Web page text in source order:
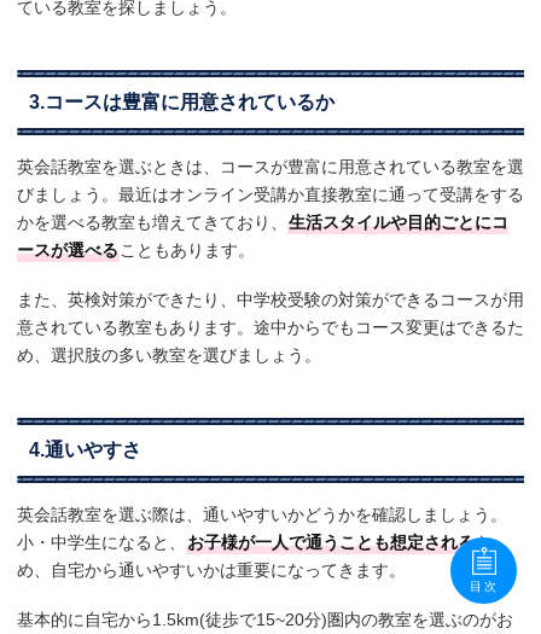
ている教室を探しましょう。
3.コースは豊富に用意されているか
英会話教室を選ぶときは、コースが豊富に用意されている教室を選
びましょう。最近はオンライン受講か直接教室に通って受講をする
かを選べる教室も増えてきており、 生活スタイルや目的ごとにコ
ースが選べることもあります。
また、英検対策ができたり、中学校受験の対策ができるコースが用
意されている教室もあります。途中からでもコース変更はできるた
め、選択肢の多い教室を選びましょう。
4.通いやすさ
英会話教室を選ぶ際は、通いやすいかどうかを確認しましょう。
小・中学生になると、 お子様が一人で通うことも想定されるた
め、自宅から通いやすいかは重要になってきます。
基本的に自宅から1.5km(徒歩で15~20分)圏内の教室を選ぶのがお
目次